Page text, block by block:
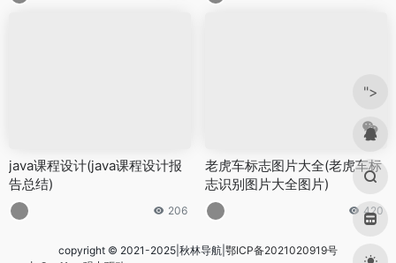
java课程设计(java课程设计报
告总结)
206
老虎车标志图片大全(老虎车标
志识别图片大全图片)
420
copyright © 2021-2025|秋林导航| 鄂ICP备2021020919号
">